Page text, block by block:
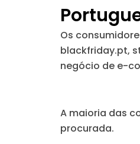
Os
blackfriday.pt,
negócio de e-
A maioria das
procurada.